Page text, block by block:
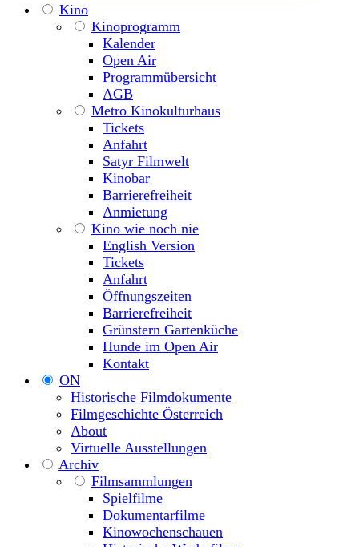
Kino
Kinoprogramm
Kalender
Open Air
Programmübersicht
AGB
Metro Kinokulturhaus
Tickets
Anfahrt
Satyr Filmwelt
Kinobar
Barrierefreiheit
Anmietung
Kino wie noch nie
English Version
Tickets
Anfahrt
Öffnungszeiten
Barrierefreiheit
Grünstern Gartenküche
Hunde im Open Air
Kontakt
ON
Historische Filmdokumente
Filmgeschichte Österreich
About
Virtuelle Ausstellungen
Archiv
Filmsammlungen
Spielfilme
Dokumentarfilme
Kinowochenschauen